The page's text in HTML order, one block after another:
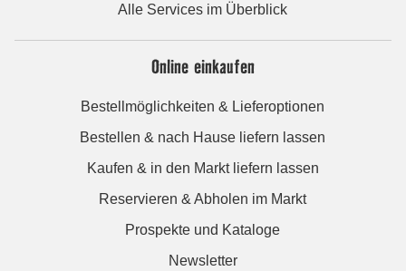
Alle Services im Überblick
Online einkaufen
Bestellmöglichkeiten & Lieferoptionen
Bestellen & nach Hause liefern lassen
Kaufen & in den Markt liefern lassen
Reservieren & Abholen im Markt
Prospekte und Kataloge
Newsletter